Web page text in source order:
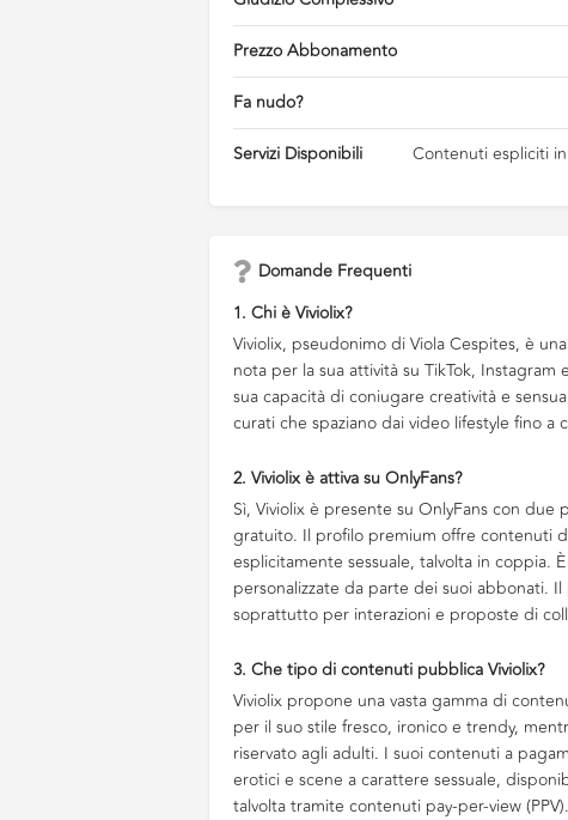
Prezzo Abbonamento
Fa nudo?
Servizi Disponibili Contenuti espliciti in
Domande Frequenti
1. Chi è Viviolix?
Viviolix, pseudonimo di Viola Cespites, è
nota per la sua attività su TikTok, Instagram
sua capacità di coniugare creatività e
curati che spaziano dai video lifestyle fino
2. Viviolix è attiva su OnlyFans?
Sì, Viviolix è presente su OnlyFans con
gratuito. Il profilo premium offre contenuti
esplicitamente sessuale, talvolta in coppia.
personalizzate da parte dei suoi abbonati.
soprattutto per interazioni e proposte di
3. Che tipo di contenuti pubblica Viviolix?
Viviolix propone una vasta gamma di
per il suo stile fresco, ironico e trendy,
riservato agli adulti. I suoi contenuti a
erotici e scene a carattere sessuale,
talvolta tramite contenuti pay-per-view (PPV).